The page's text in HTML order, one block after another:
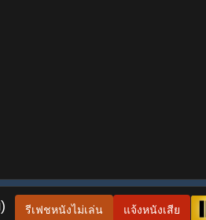
รีเฟชหนังไม่เล่น แจ้งหนังเสีย